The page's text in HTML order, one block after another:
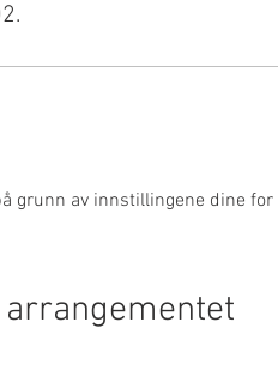
grunn av innstillingene dine